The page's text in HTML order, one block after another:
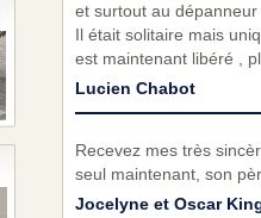
et surtout au
Il était solitaire mais
est maintenant libéré ,
Lucien Chabot
Recevez mes très
seul maintenant, son
Jocelyne et Oscar